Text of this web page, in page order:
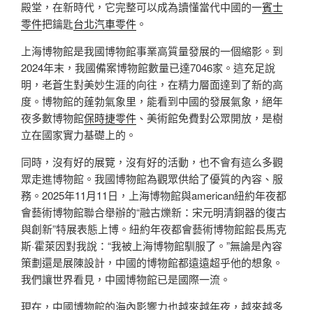
殿堂，在新時代，它完整可以成為讀懂當代中國的一賓士
零件把鑰匙台北汽車零件 。
上海博物館是我國博物館事業高質量發展的一個縮影。到
2024年末，我國備案博物館數量已達7046家。這充足說
明，老蒼生對美妙生涯的向往，在精力層面達到了新的高
度。博物館的蓬勃氣象里，能看到中國的發展氣象，絕年
夜多數博物館保時捷零件 、美術館免費對公眾開放，是樹
立在國家實力基礎上的。
同時，沒有好的展覽，沒有好的活動，也不會有這么多觀
眾走進博物館。我國博物館為觀眾供給了優質的內容、服
務。2025年11月11日，上海博物館與american紐約年夜都
會藝術博物館聯合舉辦的“融古爍新：宋元明清銅器的復古
與創新”特展表態上博。紐約年夜都會藝術博物館館長馬克
斯·霍萊因對我說：“我被上海博物館馴服了。”無論是內容
策劃還是展陳設計，中國的博物館都遠遠超乎他的想象。
我們讓世界看見，中國博物館已是國際一流。
現在，中國博物館的海內影響力也越來越年夜，越來越多